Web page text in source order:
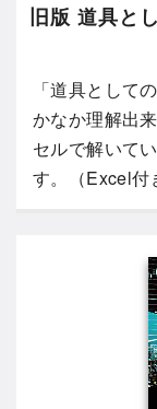
旧版 道具と
「道具として
かなか理解出
セルで解いて
す。（Excel付